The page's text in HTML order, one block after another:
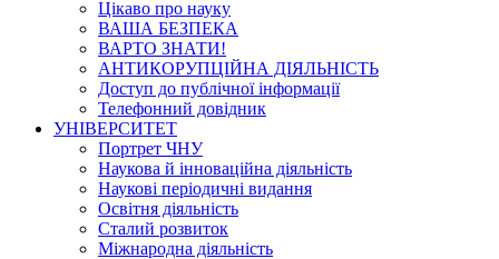
Цікаво про науку
ВАША БЕЗПЕКА
ВАРТО ЗНАТИ!
АНТИКОРУПЦІЙНА ДІЯЛЬНІСТЬ
Доступ до публічної інформації
Телефонний довідник
УНІВЕРСИТЕТ
Портрет ЧНУ
Наукова й інноваційна діяльність
Наукові періодичні видання
Освітня діяльність
Сталий розвиток
Міжнародна діяльність